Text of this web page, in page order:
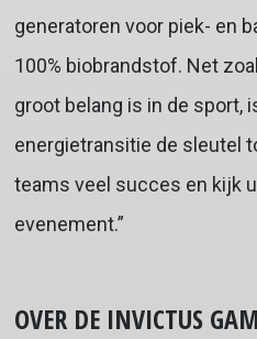
generatoren voor piek- en
100% biobrandstof. Net
groot belang is in de sport,
energietransitie de sleutel
teams veel succes en kijk
evenement.”
OVER DE INVICTUS